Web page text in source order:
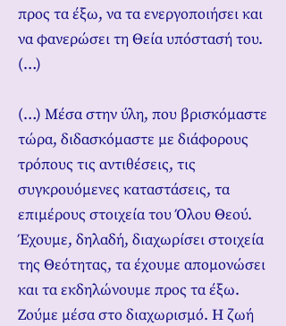
προς τα έξω, να τα ενεργοποιήσει και
να φανερώσει τη Θεία υπόστασή του.
(…)
(…) Μέσα στην ύλη, που βρισκόμαστε
τώρα, διδασκόμαστε με διάφορους
τρόπους τις αντιθέσεις, τις
συγκρουόμενες καταστάσεις, τα
επιμέρους στοιχεία του Όλου Θεού.
Έχουμε, δηλαδή, διαχωρίσει στοιχεία
της Θεότητας, τα έχουμε απομονώσει
και τα εκδηλώνουμε προς τα έξω.
Ζούμε μέσα στο διαχωρισμό. Η ζωή